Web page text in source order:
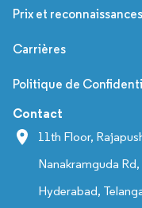
Prix et reconnaissances
Carrières
Politique de
Contact
11th Floor,
Nanakramguda
Hyderabad,